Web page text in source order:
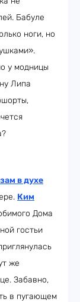
Бабуле
ноги, но
у модницы
Липа
в духе
Ким
Дома
гостьи
же
Забавно,
в пугающем